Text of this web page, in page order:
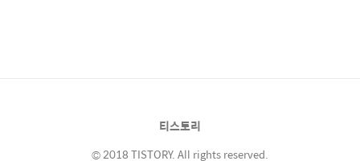
티스토리
© 2018 TISTORY. All rights reserved.